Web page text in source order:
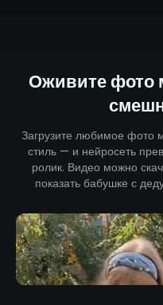
Оживите фото
Загрузите любимое фото
стиль — и нейросеть
ролик. Видео можно
показать бабушке с